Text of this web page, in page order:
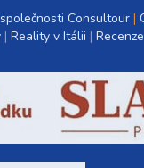
Consultour
Reality v Itálii Recenze